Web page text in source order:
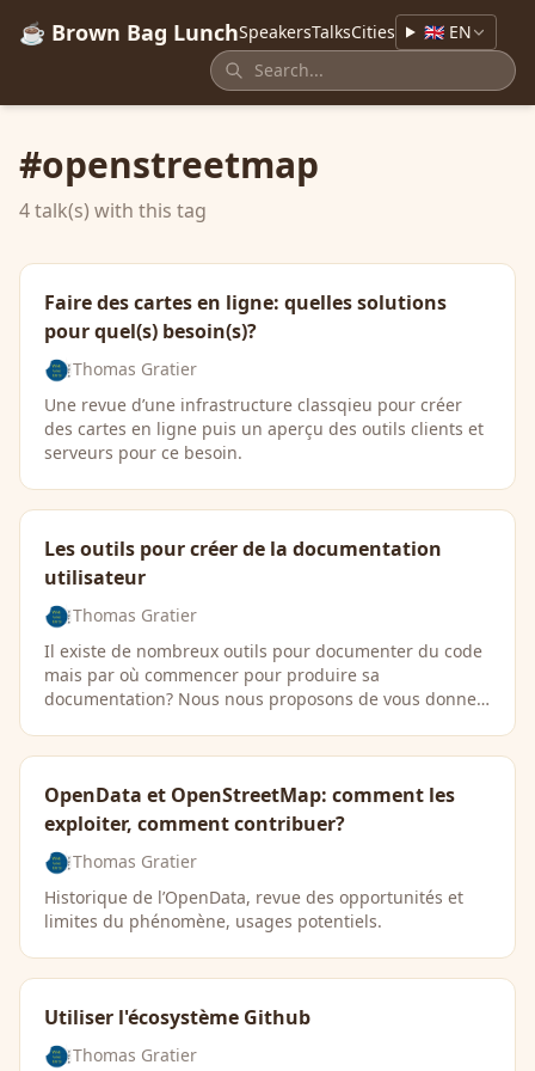
☕ Brown Bag LunchSpeakersTalksCities 🇬🇧 EN
#openstreetmap
4 talk(s) with this tag
Faire des cartes en ligne: quelles solutions
pour quel(s) besoin(s)?
Thomas Gratier
Une revue d’une infrastructure classqieu pour créer
des cartes en ligne puis un aperçu des outils clients et
serveurs pour ce besoin.
Les outils pour créer de la documentation
utilisateur
Thomas Gratier
Il existe de nombreux outils pour documenter du code
mais par où commencer pour produire sa
documentation? Nous nous proposons de vous donner
OpenData et OpenStreetMap: comment les
exploiter, comment contribuer?
Thomas Gratier
Historique de l’OpenData, revue des opportunités et
limites du phénomène, usages potentiels.
Utiliser l'écosystème Github
Thomas Gratier